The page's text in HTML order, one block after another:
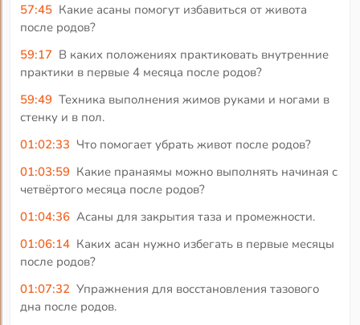
57:45 Какие асаны помогут избавиться от живота
после родов?
59:17 В каких положениях практиковать внутренние
практики в первые 4 месяца после родов?
59:49 Техника выполнения жимов руками и ногами в
стенку и в пол.
01:02:33 Что помогает убрать живот после родов?
01:03:59 Какие пранаямы можно выполнять начиная с
четвёртого месяца после родов?
01:04:36 Асаны для закрытия таза и промежности.
01:06:14 Каких асан нужно избегать в первые месяцы
после родов?
01:07:32 Упражнения для восстановления тазового
дна после родов.